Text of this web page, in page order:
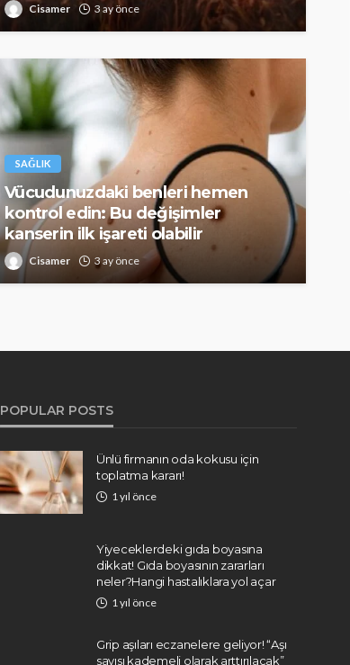
Cisamer 3 ay önce
SAĞLIK
Vücudunuzdaki benleri hemen
kontrol edin: Bu değişimler
kanserin ilk işareti olabilir
Cisamer 3 ay önce
391
SAĞLIK
mamasına toplatma kararı
Cisamer 3 ay önce
POPULAR POSTS
Ünlü firmanın oda kokusu için
toplatma kararı!
1 yıl önce
Yiyeceklerdeki gıda boyasına
dikkat! Gıda boyasının zararları
neler?Hangi hastalıklara yol açar
1 yıl önce
Grip aşıları eczanelere geliyor! “Aşı
sayısı kademeli olarak arttırılacak”